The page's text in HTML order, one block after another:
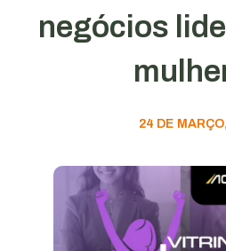
negócios
24 DE